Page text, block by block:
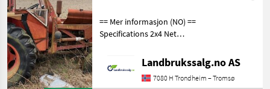
== Mer informasjon (NO) ==
Specifications 2x4 Net
Ready for delivery Notes
Does not absorb diesel
Traktory Tradičný traktor
Landbrukssalg.no AS
7080 H Trondheim – Tromsø